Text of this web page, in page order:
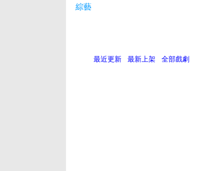
綜藝
最近更新 最新上架 全部戲劇